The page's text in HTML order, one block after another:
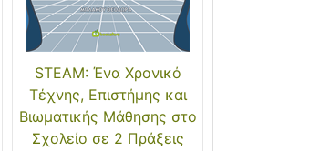
STEAM: Ένα Χρονικό
Τέχνης, Επιστήμης και
Βιωματικής Μάθησης στο
Σχολείο σε 2 Πράξεις